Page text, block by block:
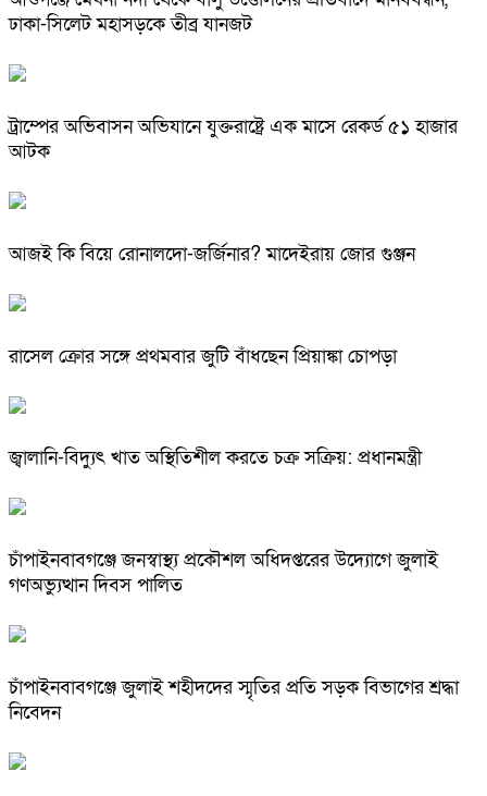
ঢাকা-সিলেট মহাসড়কে তীব্র যানজট
ট্রাম্পের অভিবাসন অভিযানে যুক্তরাষ্ট্রে এক মাসে রেকর্ড ৫১ হাজার
আটক
আজই কি বিয়ে রোনালদো-জর্জিনার? মাদেইরায় জোর গুঞ্জন
রাসেল ক্রোর সঙ্গে প্রথমবার জুটি বাঁধছেন প্রিয়াঙ্কা চোপড়া
জ্বালানি-বিদ্যুৎ খাত অস্থিতিশীল করতে চক্র সক্রিয়: প্রধানমন্ত্রী
চাঁপাইনবাবগঞ্জে জনস্বাস্থ্য প্রকৌশল অধিদপ্তরের উদ্যোগে জুলাই
গণঅভ্যুত্থান দিবস পালিত
চাঁপাইনবাবগঞ্জে জুলাই শহীদদের স্মৃতির প্রতি সড়ক বিভাগের শ্রদ্ধা
নিবেদন